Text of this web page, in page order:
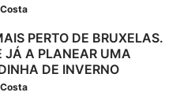
PERTO DE BRUXELAS.
JÁ A PLANEAR UMA
DE INVERNO